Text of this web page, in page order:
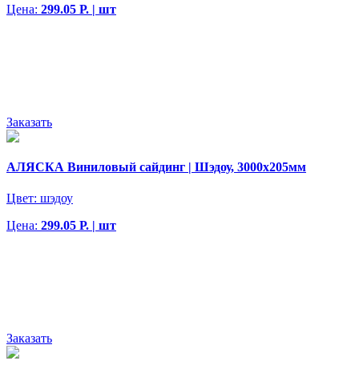
Цена: 299.05 Р. | шт
Заказать
АЛЯСКА Виниловый сайдинг | Шэдоу, 3000х205мм
Цвет: шэдоу
Цена: 299.05 Р. | шт
Заказать